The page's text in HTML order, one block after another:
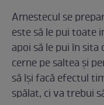
Amestecul se
este să le pui toate
apoi să le pui în sita
cerne pe saltea și
să își facă efectul
spălat, ci va trebui